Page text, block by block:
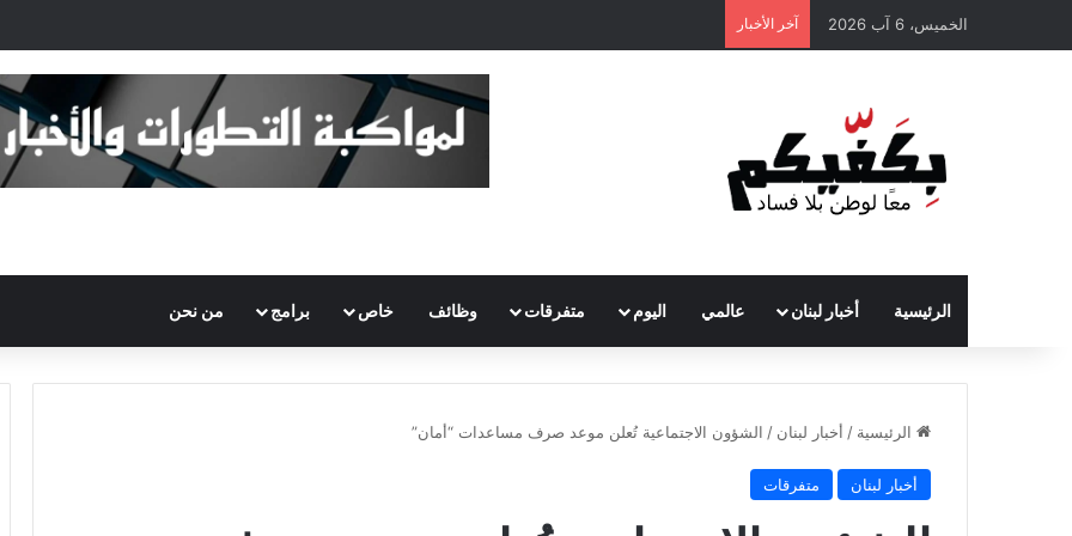
الخميس، 6 آب 2026 آخر الأخبار
الرئيسية أخبار لبنان عالمي اليوم متفرقات وظائف خاص برامج من نحن
الرئيسية / أخبار لبنان / الشؤون الاجتماعية تُعلن موعد صرف مساعدات “أمان”
أخبار لبنان متفرقات